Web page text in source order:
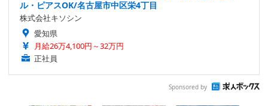
ル・ピアスOK/名古屋市中区栄4丁目
株式会社キソシン
愛知県
月給26万4,100円～32万円
正社員
Sponsored by